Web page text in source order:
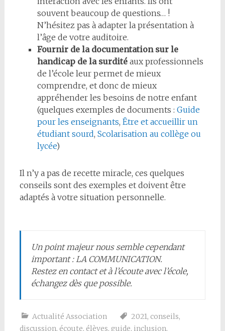
souvent beaucoup de questions… !
N’hésitez pas à adapter la présentation à
l’âge de votre auditoire.
Fournir de la documentation sur le
handicap de la surditéaux professionnels
de l’école leur permet de mieux
comprendre, et donc de mieux
appréhender les besoins de notre enfant
(quelques exemples de documents : Guide
pour les enseignants, Être et accueillir un
étudiant sourd, Scolarisation au collège ou
lycée)
Il n’y a pas de recette miracle, ces quelques
conseils sont des exemples et doivent être
adaptés à votre situation personnelle.
Un point majeur nous semble cependant
important : LA COMMUNICATION.
Restez en contact et à l’écoute avec l’école,
échangez dès que possible.
Actualité Association 2021, conseils,
discussion, écoute, élèves, guide, inclusion,